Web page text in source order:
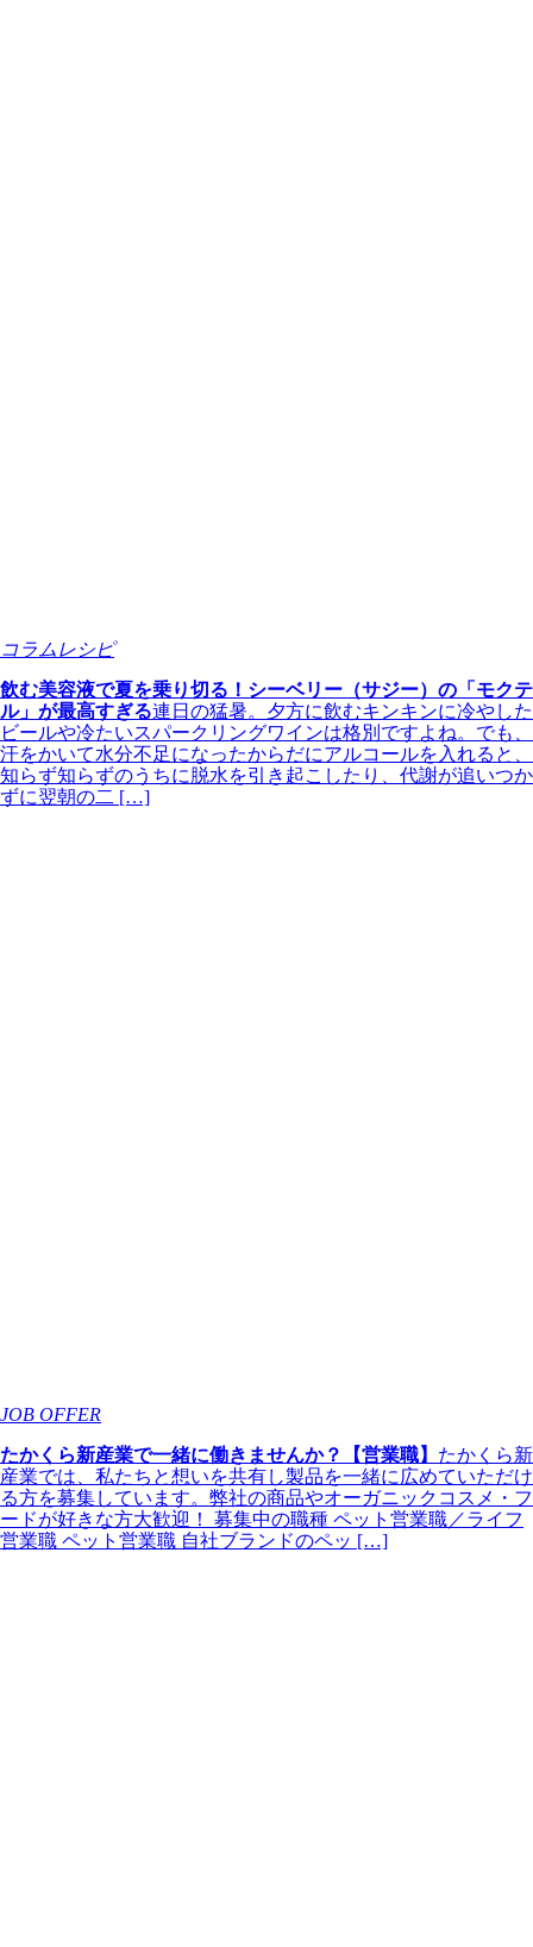
コラムレシピ
飲む美容液で夏を乗り切る！シーベリー（サジー）の「モクテ
ル」が最高すぎる連日の猛暑。夕方に飲むキンキンに冷やした
ビールや冷たいスパークリングワインは格別ですよね。でも、
汗をかいて水分不足になったからだにアルコールを入れると、
知らず知らずのうちに脱水を引き起こしたり、代謝が追いつか
ずに翌朝の二 […]
JOB OFFER
たかくら新産業で一緒に働きませんか？【営業職】 たかくら新
産業では、私たちと想いを共有し製品を一緒に広めていただけ
る方を募集しています。弊社の商品やオーガニックコスメ・フ
ードが好きな方大歓迎！ 募集中の職種 ペット営業職／ライフ
営業職 ペット営業職 自社ブランドのペッ […]